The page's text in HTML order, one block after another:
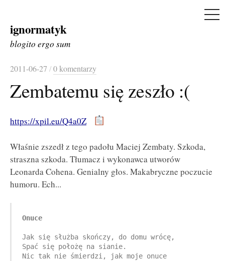
Skip
to
ignormatyk
blogito ergo sum
2011-06-27 /0 komentarzy
Zembatemu się zeszło :(
https://xpil.eu/Q4a0Z
Właśnie zszedł z tego padołu Maciej Zembaty. Szkoda,
straszna szkoda. Tłumacz i wykonawca utworów
Leonarda Cohena. Genialny głos. Makabryczne poczucie
humoru. Ech...
Onuce
Jak się służba skończy, do domu wrócę,
Spać się położę na sianie.
Nic tak nie śmierdzi, jak moje onuce